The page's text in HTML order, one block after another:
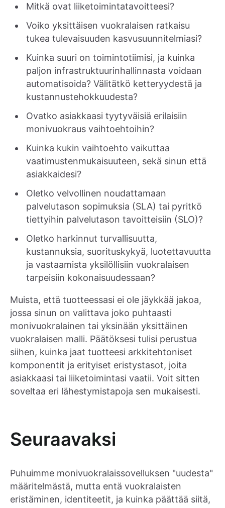
Mitkä ovat liiketoimintatavoitteesi?
Voiko yksittäisen vuokralaisen ratkaisu
tukea tulevaisuuden kasvusuunnitelmiasi?
Kuinka suuri on toimintotiimisi, ja kuinka
paljon infrastruktuurinhallinnasta voidaan
automatisoida? Välitätkö ketteryydestä ja
kustannustehokkuudesta?
Ovatko asiakkaasi tyytyväisiä erilaisiin
monivuokraus vaihtoehtoihin?
Kuinka kukin vaihtoehto vaikuttaa
vaatimustenmukaisuuteen, sekä sinun että
asiakkaidesi?
Oletko velvollinen noudattamaan
palvelutason sopimuksia (SLA) tai pyritkö
tiettyihin palvelutason tavoitteisiin (SLO)?
Oletko harkinnut turvallisuutta,
kustannuksia, suorituskykyä, luotettavuutta
ja vastaamista yksilöllisiin vuokralaisen
tarpeisiin kokonaisuudessaan?
Muista, että tuotteessasi ei ole jäykkää jakoa,
jossa sinun on valittava joko puhtaasti
monivuokralainen tai yksinään yksittäinen
vuokralaisen malli. Päätöksesi tulisi perustua
siihen, kuinka jaat tuotteesi arkkitehtoniset
komponentit ja erityiset eristystasot, joita
asiakkaasi tai liiketoimintasi vaatii. Voit sitten
soveltaa eri lähestymistapoja sen mukaisesti.
Seuraavaksi
Puhuimme monivuokralaissovelluksen "uudesta"
määritelmästä, mutta entä vuokralaisten
eristäminen, identiteetit, ja kuinka päättää siitä,